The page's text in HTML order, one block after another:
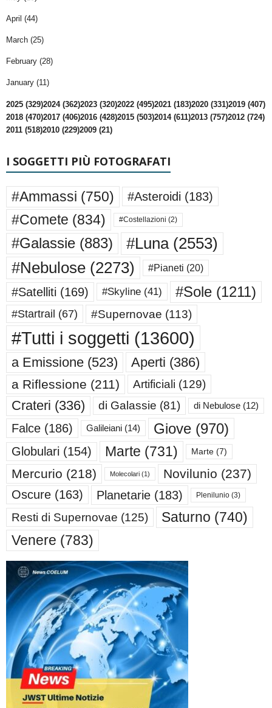
April (44)
March (25)
February (28)
January (11)
2025 (329)2024 (362)2023 (320)2022 (495)2021 (183)2020 (331)2019 (407)
2018 (470)2017 (406)2016 (428)2015 (503)2014 (611)2013 (757)2012 (724)
2011 (518)2010 (229)2009 (21)
I SOGGETTI PIÙ FOTOGRAFATI
#Ammassi (750) #Asteroidi (183)
#Comete (834) #Costellazioni (2)
#Galassie (883) #Luna(2553)
#Nebulose (2273) #Pianeti (20)
#Satelliti (169) #Skyline (41) #Sole (1211)
#Startrail (67) #Supernovae (113)
#Tutti i soggetti (13600)
a Emissione (523) Aperti (386)
a Riflessione (211) Artificiali (129)
Crateri (336) di Galassie (81) di Nebulose (12)
Falce (186) Galileiani (14) Giove (970)
Globulari (154) Marte (731) Marte (7)
Mercurio (218) Molecolari (1) Novilunio (237)
Oscure (163) Planetarie (183) Plenilunio (3)
Resti di Supernovae (125) Saturno (740)
Venere (783)